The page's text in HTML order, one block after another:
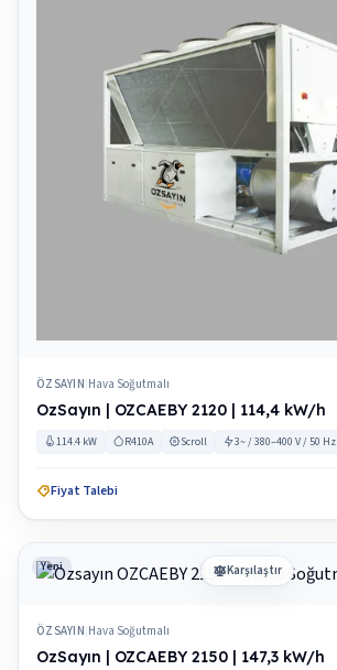
ÖZSAYIN|Hava Soğutmalı
OzSayın | OZCAEBY 2120 | 114,4 kW/h
114.4 kW R410A Scroll 3~ / 380–400 V / 50 Hz
Fiyat Talebi
Karşılaştır
Yeni
ÖZSAYIN|Hava Soğutmalı
OzSayın | OZCAEBY 2150 | 147,3 kW/h